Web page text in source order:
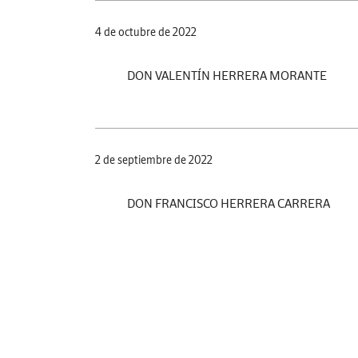
4 de octubre de 2022
DON VALENTÍN HERRERA MORANTE
2 de septiembre de 2022
DON FRANCISCO HERRERA CARRERA